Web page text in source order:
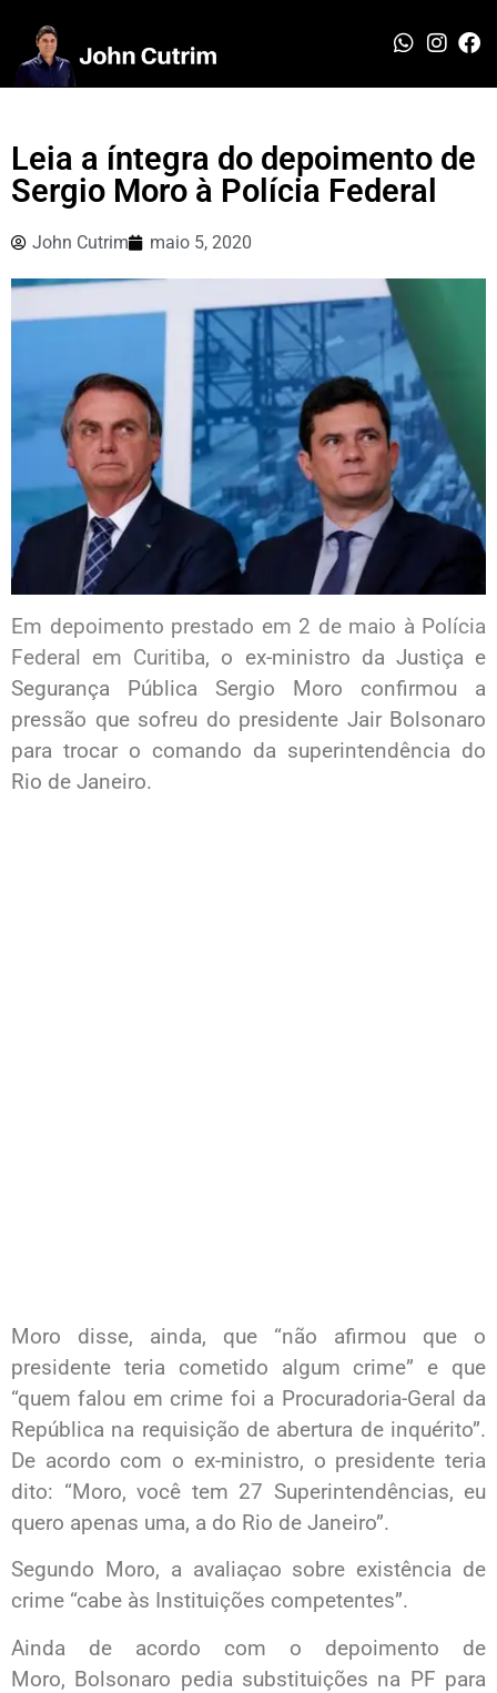
Leia a íntegra do depoimento de
Sergio Moro à Polícia Federal
John Cutrim maio 5, 2020
Em depoimento prestado em 2 de maio à Polícia
Federal em Curitiba, o ex-ministro da Justiça e
Segurança Pública Sergio Moro confirmou a
pressão que sofreu do presidente Jair Bolsonaro
para trocar o comando da superintendência do
Rio de Janeiro.
Moro disse, ainda, que “não afirmou que o
presidente teria cometido algum crime” e que
“quem falou em crime foi a Procuradoria-Geral da
República na requisição de abertura de inquérito”.
De acordo com o ex-ministro, o presidente teria
dito: “Moro, você tem 27 Superintendências, eu
quero apenas uma, a do Rio de Janeiro”.
Segundo Moro, a avaliaçao sobre existência de
crime “cabe às Instituições competentes”.
Ainda de acordo com o depoimento de
Moro, Bolsonaro pedia substituições na PF para